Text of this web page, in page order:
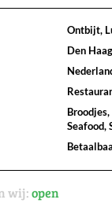
Ontbijt,
Den
Seafood,
wij:open